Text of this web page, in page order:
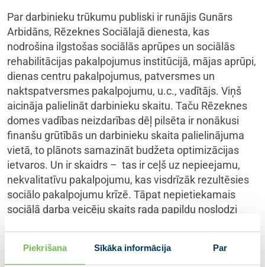
Piekrišana Sīkāka informācija Par
Par darbinieku trūkumu publiski ir runājis Gunārs
Arbidāns, Rēzeknes Sociālajā dienesta, kas
nodrošina ilgstošas sociālās aprūpes un sociālās
rehabilitācijas pakalpojumus institūcijā, mājas aprūpi,
dienas centru pakalpojumus, patversmes un
naktspatversmes pakalpojumu, u.c., vadītājs. Viņš
aicināja palielināt darbinieku skaitu. Taču Rēzeknes
domes vadības neizdarības dēļ pilsēta ir nonākusi
finanšu grūtībās un darbinieku skaita palielinājuma
vietā, to plānots samazināt budžeta optimizācijas
ietvaros. Un ir skaidrs – tas ir ceļš uz nepieejamu,
nekvalitatīvu pakalpojumu, kas visdrīzāk rezultēsies
sociālo pakalpojumu krīzē. Tāpat nepietiekamais
sociālā darba veicēju skaits rada papildu noslodzi
pakalpojumu kvalitāti un savlaicīgumu.